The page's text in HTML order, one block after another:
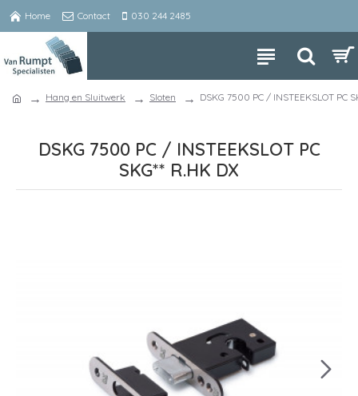
Home Contact 030 244 2485
Hang en Sluitwerk Sloten DSKG 7500 PC / INSTEEKSLOT PC
DSKG 7500 PC / INSTEEKSLOT PC
SKG** R.HK DX